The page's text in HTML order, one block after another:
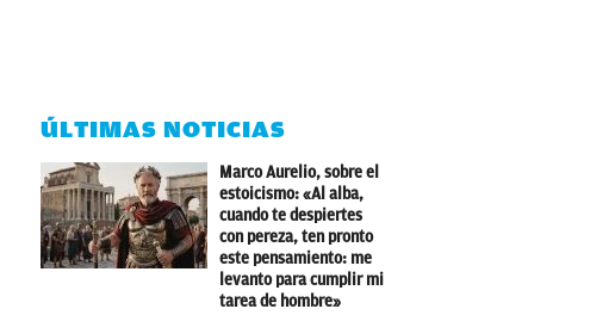
ÚLTIMAS NOTICIAS
Marco Aurelio, sobre el
estoicismo: «Al alba,
cuando te despiertes
con pereza, ten pronto
este pensamiento: me
levanto para cumplir mi
tarea de hombre»